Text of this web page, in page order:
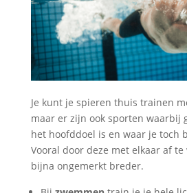
Je kunt je spieren thuis trainen
maar er zijn ook sporten waarbij
het hoofddoel is en waar je toch
Vooral door deze met elkaar af
bijna ongemerkt breder.